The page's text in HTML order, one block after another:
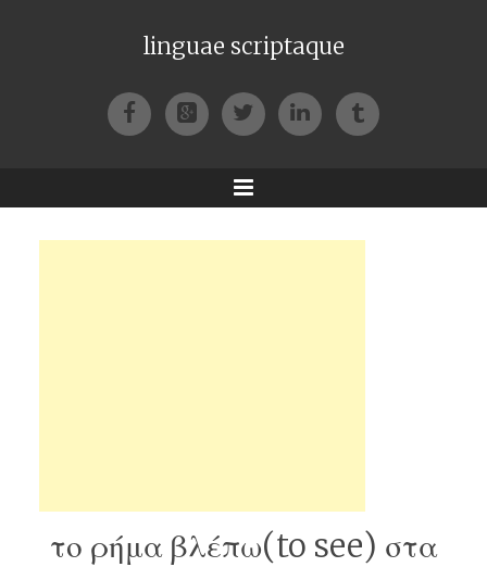
linguae scriptaque
FacebookGoogle+TwitterLinkedIn
Tumblr
Menu
το ρήμα βλέπω(to see) στα